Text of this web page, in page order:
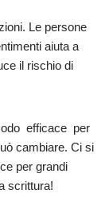
Le persone
aiuta a
il rischio di
efficace per
cambiare. Ci si
per grandi
scrittura!